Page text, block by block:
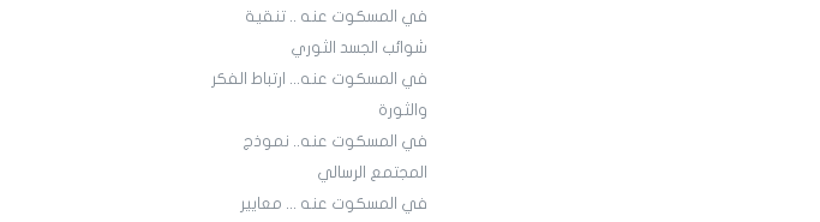
في المسكوت عنه .. تنقية
شوائب الجسد الثوري
في المسكوت عنه... ارتباط الفكر
والثورة
في المسكوت عنه.. نموذج
المجتمع الرسالي
في المسكوت عنه ... معايير